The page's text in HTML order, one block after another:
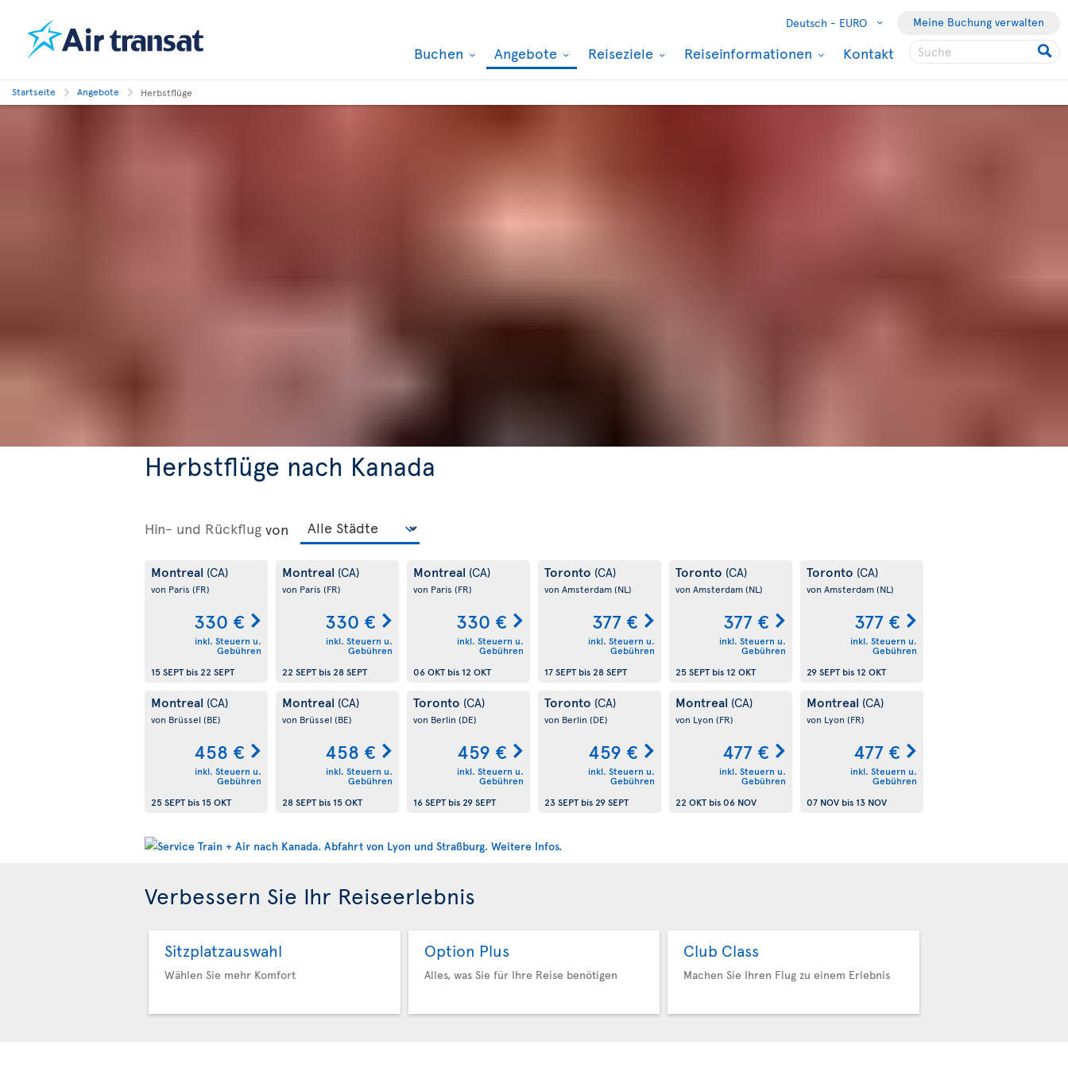
Deutsch - EURO Meine Buchung verwalten
Buchen Angebote Reiseziele Reiseinformationen Kontakt
Startseite Angebote Herbstflüge
Herbstflüge nach Kanada
Hin- und Rückflug von
Montreal (CA)
von Paris (FR)
330 €
inkl. Steuern u.
Gebühren
15 SEPTbis22 SEPT
Montreal (CA)
von Paris (FR)
330 €
inkl. Steuern u.
Gebühren
22 SEPTbis28 SEPT
Montreal (CA)
von Paris (FR)
330 €
inkl. Steuern u.
Gebühren
06 OKTbis 12 OKT
Toronto (CA)
von Amsterdam(NL)
377 €
inkl. Steuern u.
Gebühren
17 SEPTbis28 SEPT
Toronto (CA)
von Amsterdam(NL)
377 €
inkl. Steuern u.
Gebühren
25 SEPTbis 12 OKT
Toronto (CA)
von Amsterdam(NL)
377 €
inkl. Steuern u.
Gebühren
29 SEPTbis 12 OKT
Montreal (CA)
von Brüssel (BE)
458 €
inkl. Steuern u.
Gebühren
25 SEPTbis 15 OKT
Montreal (CA)
von Brüssel (BE)
458 €
inkl. Steuern u.
Gebühren
28 SEPTbis 15 OKT
Toronto (CA)
von Berlin (DE)
459 €
inkl. Steuern u.
Gebühren
16 SEPTbis29 SEPT
Toronto (CA)
von Berlin (DE)
459 €
inkl. Steuern u.
Gebühren
23 SEPTbis29 SEPT
Montreal (CA)
von Lyon (FR)
477 €
inkl. Steuern u.
Gebühren
22 OKTbis06 NOV
Montreal (CA)
von Lyon (FR)
477 €
inkl. Steuern u.
Gebühren
07 NOVbis 13 NOV
Verbessern Sie Ihr Reiseerlebnis
Sitzplatzauswahl
Wählen Sie mehr Komfort
Option Plus
Alles, was Sie für Ihre Reise benötigen
Club Class
Machen Sie Ihren Flug zu einem Erlebnis